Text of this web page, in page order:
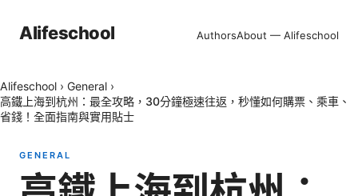
Alifeschool AuthorsAbout — Alifeschool
Alifeschool › General ›
高鐵上海到杭州：最全攻略，30分鐘極速往返，秒懂如何購票、乘車、
省錢！全面指南與實用貼士
GENERAL